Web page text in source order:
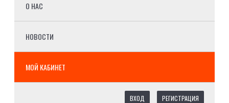
О НАС
НОВОСТИ
МОЙ КАБИНЕТ
ВХОД РЕГИСТРАЦИЯ